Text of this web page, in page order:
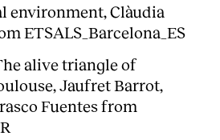
environment, Clàudia
ETSALS_Barcelona_ES
alive triangle of
Jaufret Barrot,
Fuentes from